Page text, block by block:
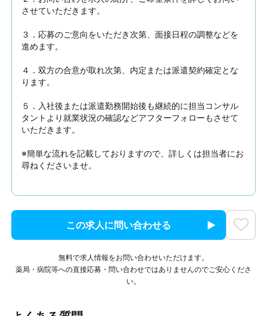
させていただきます。
３．応募のご意向をいただき次第、面接日程の調整などを
進めます。
４．双方の合意が取れ次第、内定または派遣契約確定とな
ります。
５．入社後または派遣勤務開始後も継続的に担当コンサル
タントより就業状況の確認などアフターフォローもさせて
いただきます。
※簡単な流れを記載しておりますので、詳しくは担当者にお
尋ねくださいませ。
この求人に問い合わせる
無料で求人情報をお問い合わせいただけます。
薬局・病院等への直接応募・問い合わせではありませんのでご安心くださ
い。